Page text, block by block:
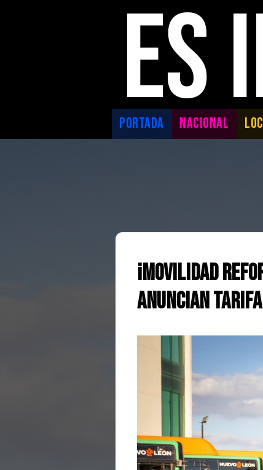
ES
PORTADA NACIONAL
¡Movilidad
Anuncian